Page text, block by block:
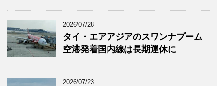
2026/07/28
タイ・エアアジアのスワンナプーム
空港発着国内線は長期運休に
2026/07/23